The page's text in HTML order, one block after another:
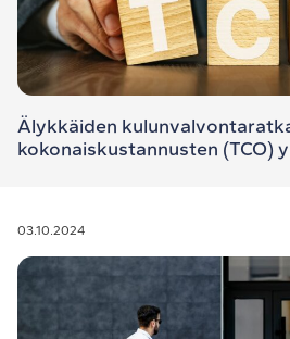
Älykkäiden
kokonaiskustannusten (TCO)
03.10.2024